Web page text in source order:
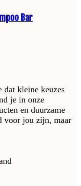
Bar
kleine keuzes
je in onze
en duurzame
voor jou zijn, maar